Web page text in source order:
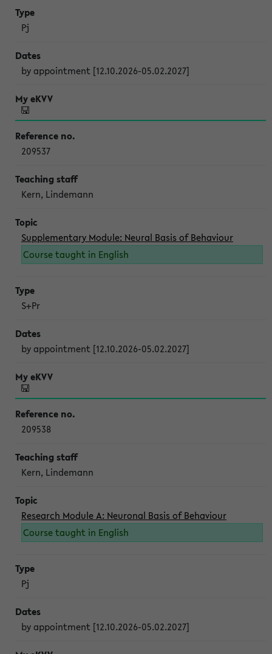
Pj
by appointment [12.10.2026-05.02.2027]
209537
Kern, Lindemann
Supplementary Module: Neural Basis of Behaviour
Course taught in English
S+Pr
by appointment [12.10.2026-05.02.2027]
209538
Kern, Lindemann
Research Module A: Neuronal Basis of Behaviour
Course taught in English
Pj
by appointment [12.10.2026-05.02.2027]